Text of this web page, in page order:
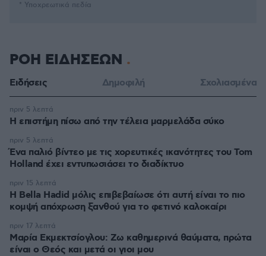
* Υποχρεωτικά πεδία
ΡΟΗ ΕΙΔΗΣΕΩΝ
Ειδήσεις Δημοφιλή Σχολιασμένα
Η επιστήμη πίσω από την τέλεια μαρμελάδα σύκο
πριν 5 λεπτά
Ένα παλιό βίντεο με τις χορευτικές ικανότητες του Tom
Holland έχει εντυπωσιάσει το διαδίκτυο
πριν 5 λεπτά
Η Bella Hadid μόλις επιβεβαίωσε ότι αυτή είναι το πιο
κομψή απόχρωση ξανθού για το φετινό καλοκαίρι
πριν 15 λεπτά
Μαρία Εκμεκτσίογλου: Ζω καθημερινά θαύματα, πρώτα
είναι ο Θεός και μετά οι γιοι μου
πριν 17 λεπτά